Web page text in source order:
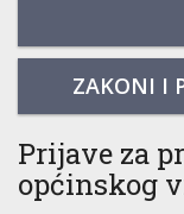
ZAKONI I
Prijave za
općinskog